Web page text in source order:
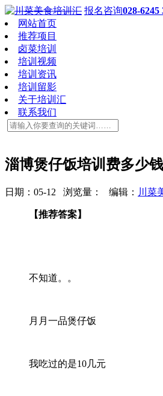
报名咨询028-6245
网站首页
推荐项目
卤菜培训
培训视频
培训资讯
培训留影
关于培训汇
联系我们
淄博煲仔饭培训费多少
日期：05-12 浏览量： 编辑： 川菜
【推荐答案】
不知道。。
月月一品煲仔饭
我吃过的是10几元